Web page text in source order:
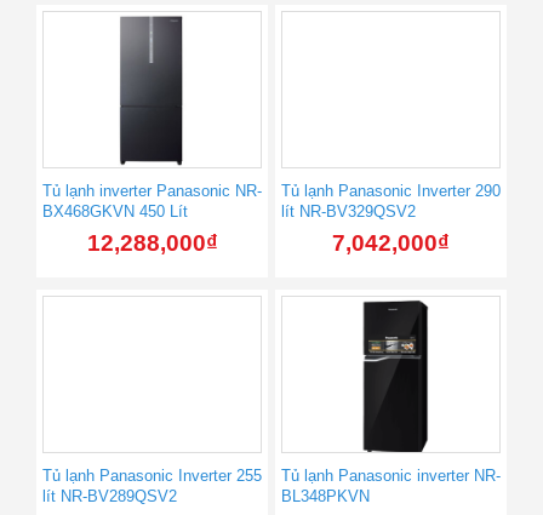
Tủ lạnh inverter Panasonic NR-
BX468GKVN 450 Lít
12,288,000₫
Tủ lạnh Panasonic Inverter 290
lít NR-BV329QSV2
7,042,000₫
Tủ lạnh Panasonic Inverter 255
lít NR-BV289QSV2
Tủ lạnh Panasonic inverter NR-
BL348PKVN